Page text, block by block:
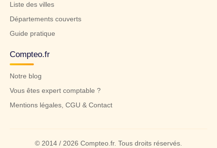
Liste des villes
Départements couverts
Guide pratique
Compteo.fr
Notre blog
Vous êtes expert comptable ?
Mentions légales, CGU & Contact
© 2014 / 2026 Compteo.fr. Tous droits réservés.